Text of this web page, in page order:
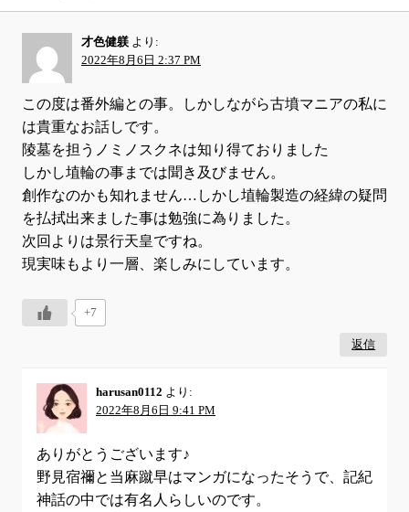
才色健躾 より:
2022年8月6日 2:37 PM
この度は番外編との事。しかしながら古墳マニアの私に
は貴重なお話しです。
陵墓を担うノミノスクネは知り得ておりました
しかし埴輪の事までは聞き及びません。
創作なのかも知れません…しかし埴輪製造の経緯の疑問
を払拭出来ました事は勉強に為りました。
次回よりは景行天皇ですね。
現実味もより一層、楽しみにしています。
+7
返信
harusan0112 より:
2022年8月6日 9:41 PM
ありがとうございます♪
野見宿禰と当麻蹴早はマンガになったそうで、記紀
神話の中では有名人らしいのです。